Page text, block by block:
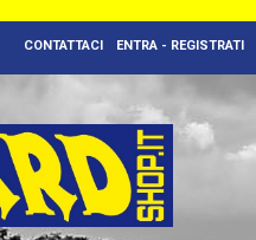
ENTRA - REGISTRATI
CONTATTACI